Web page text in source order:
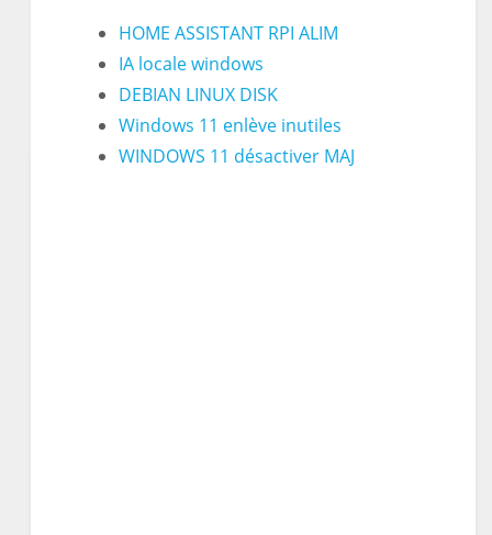
HOME ASSISTANT RPI ALIM
IA locale windows
DEBIAN LINUX DISK
Windows 11 enlève inutiles
WINDOWS 11 désactiver MAJ